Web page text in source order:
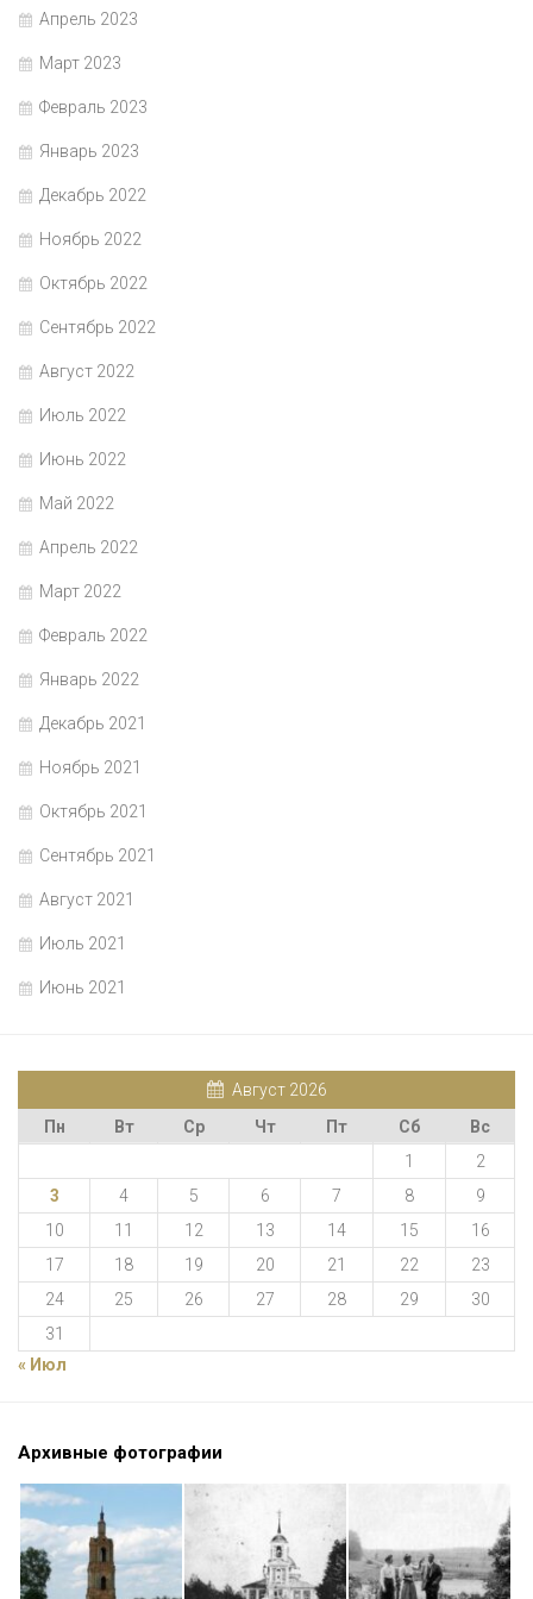
Апрель 2023
Март 2023
Февраль 2023
Январь 2023
Декабрь 2022
Ноябрь 2022
Октябрь 2022
Сентябрь 2022
Август 2022
Июль 2022
Июнь 2022
Май 2022
Апрель 2022
Март 2022
Февраль 2022
Январь 2022
Декабрь 2021
Ноябрь 2021
Октябрь 2021
Сентябрь 2021
Август 2021
Июль 2021
Июнь 2021
Август 2026
Пн
Вт Ср Чт Пт Сб
Вс
1
2
3
4 5 6 7 8
9
10
11 12 13 14 15
16
17
18 19 20 21 22
23
24
25 26 27 28 29
30
31
« Июл
Архивные фотографии